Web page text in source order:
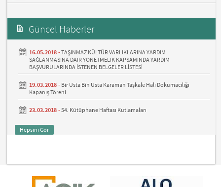
Güncel Haberler
16.05.2018 -TAŞINMAZ KÜLTÜR VARLIKLARINA YARDIM
SAĞLANMASINA DAİR YÖNETMELİK KAPSAMINDA YARDIM
BAŞVURULARINDA İSTENEN BELGELER LİSTESİ
19.03.2018 - Bir Usta Bin Usta Karaman Taşkale Halı Dokumacılığı
Kapanış Töreni
23.03.2018 -54. Kütüphane Haftası Kutlamaları
Hepsini Gör